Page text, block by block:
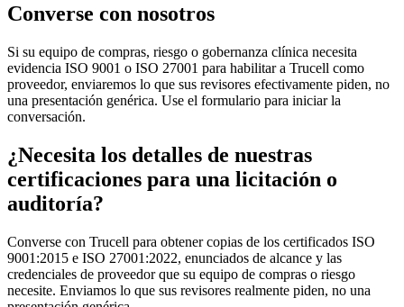
Converse con nosotros
Si su equipo de compras, riesgo o gobernanza clínica necesita
evidencia ISO 9001 o ISO 27001 para habilitar a Trucell como
proveedor, enviaremos lo que sus revisores efectivamente piden, no
una presentación genérica. Use el formulario para iniciar la
conversación.
¿Necesita los detalles de nuestras
certificaciones para una licitación o
auditoría?
Converse con Trucell para obtener copias de los certificados ISO
9001:2015 e ISO 27001:2022, enunciados de alcance y las
credenciales de proveedor que su equipo de compras o riesgo
necesite. Enviamos lo que sus revisores realmente piden, no una